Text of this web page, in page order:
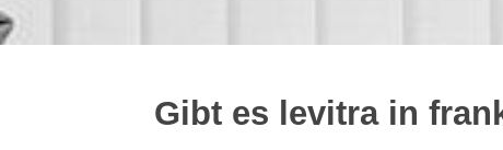
Gibt es levitra in